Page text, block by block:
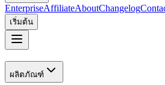
EnterpriseAffiliateAboutChangelog
เริ่มต้น
ผลิตภัณฑ์